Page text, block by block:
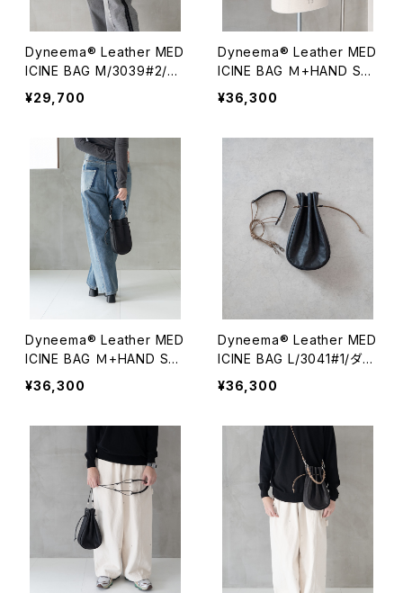
Dyneema® Leather MED
ICINE BAG M/3039#2/ダ
イニーマレザー メディスン
バッグ M
¥29,700
Dyneema® Leather MED
ICINE BAG Ｍ+HAND ST
RAP/3040#1/ダイニーマレ
ザー メディスンバッグ Ｍ
¥36,300
Dyneema® Leather MED
ICINE BAG Ｍ+HAND ST
RAP/3040#2/ダイニーマ
レザー メディスンバッグ Ｍ
¥36,300
Dyneema® Leather MED
ICINE BAG L/3041#1/ダイ
ニーマレザー メディスンバ
ッグ L
¥36,300